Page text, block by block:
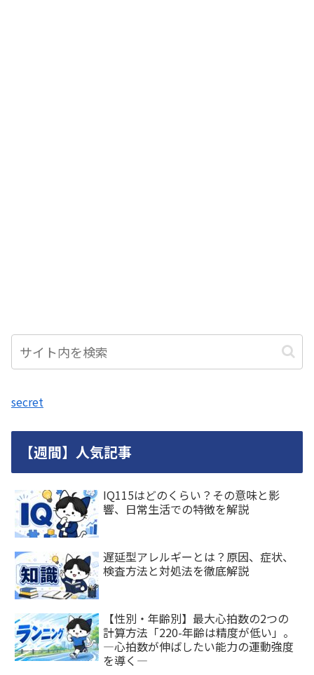
secret
【週間】人気記事
IQ115はどのくらい？その意味と影
響、日常生活での特徴を解説
遅延型アレルギーとは？原因、症状、
検査方法と対処法を徹底解説
【性別・年齢別】最大心拍数の2つの
計算方法「220-年齢は精度が低い」。
―心拍数が伸ばしたい能力の運動強度
を導く―